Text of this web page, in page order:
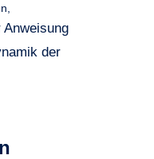
Anweisung
der